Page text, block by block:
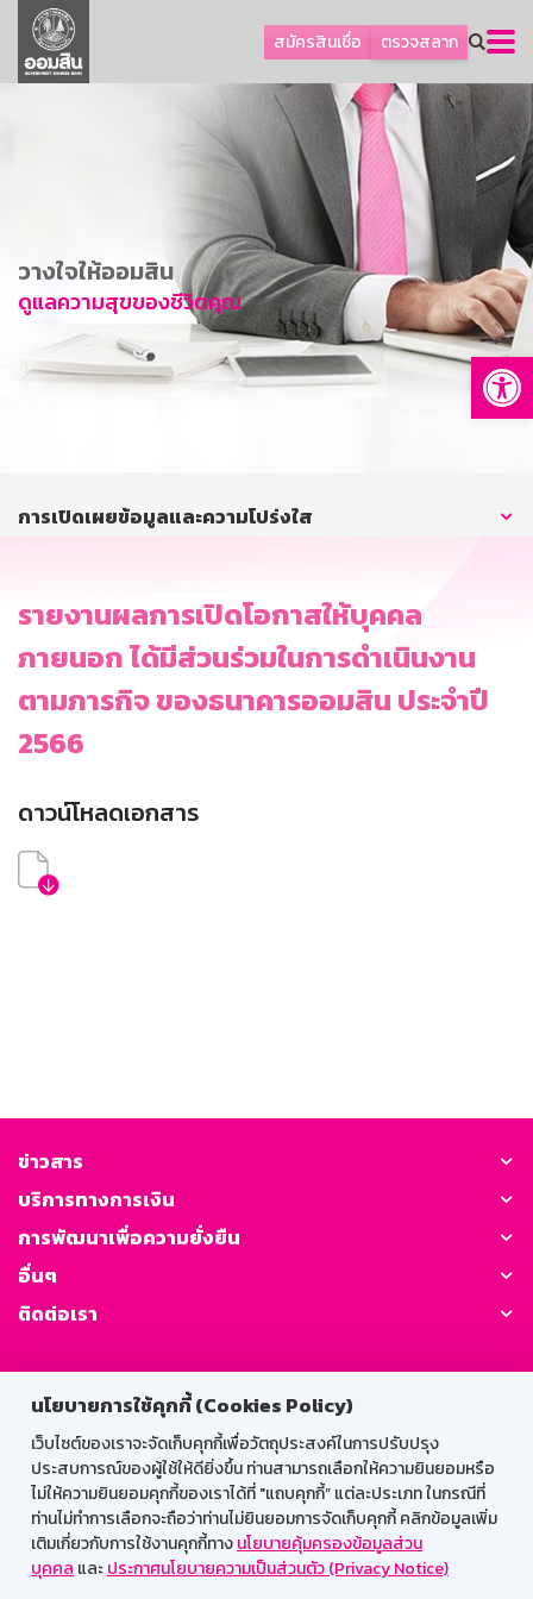
นโยบายการใช้คุกกี้ (Cookies Policy)
เว็บไซต์ของเราจะจัดเก็บคุกกี้เพื่อวัตถุประสงค์ในการปรับปรุง
ประสบการณ์ของผู้ใช้ให้ดียิ่งขึ้น ท่านสามารถเลือกให้ความยินยอมหรือ
ไม่ให้ความยินยอมคุกกี้ของเราได้ที่ "แถบคุกกี้” แต่ละประเภท ในกรณีที่
ท่านไม่ทำการเลือกจะถือว่าท่านไม่ยินยอมการจัดเก็บคุกกี้ คลิกข้อมูลเพิ่ม
เติมเกี่ยวกับการใช้งานคุกกี้ทางนโยบายคุ้มครองข้อมูลส่วน
บุคคล และประกาศนโยบายความเป็นส่วนตัว (Privacy Notice)
สมัครสินเชื่อ ตรวจสลาก
ลูกค้าธุรกิจ
ลูกค้าผู้ประกอบรายย่อย
การพัฒนาที่ยั่งยืน
ข่าวสาร
บริการทางการเงิน
อื่นๆ
TH
EN
GSB Society
วางใจให้ออมสิน
ดูแลความสุขของชีวิตคุณ
การเปิดเผยข้อมูลและความโปร่งใส
รายงานผลการเปิดโอกาสให้บุคคล
ภายนอก ได้มีส่วนร่วมในการดำเนินงาน
ตามภารกิจ ของธนาคารออมสิน ประจำปี
2566​
ดาวน์โหลดเอกสาร
ข่าวสาร
บริการทางการเงิน
การพัฒนาเพื่อความยั่งยืน
อื่นๆ
ติดต่อเรา
GSB Society:
สำหรับพนักงาน
Web HR
GSB Wisdom
M-Search
เข้าสู่ระบบเน็ตเมล